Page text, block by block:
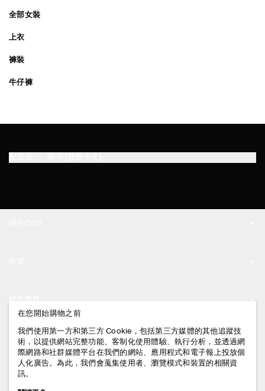
全部女裝
上衣
褲裝
牛仔褲
登入 / 註冊
聯絡我們
配送說明
付款說明
法律資訊
隱私權政策
條款與細則
追蹤COS
在您開始購物之前
我們使用第一方和第三方 Cookie，包括第三方媒體的其他追蹤技
術，以提供網站完整功能、客制化使用體驗、執行分析，並透過網
際網路和社群媒體平台在我們的網站、應用程式和電子報上投放個
人化廣告。為此，我們會蒐集使用者、瀏覽模式和裝置的相關資
訊。